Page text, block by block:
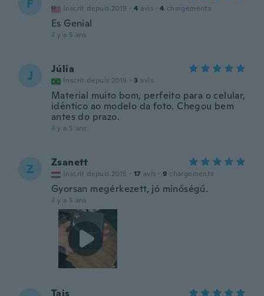
F Inscrit depuis 2019 · 4 avis · 4 chargements
Es Genial
il y a 5 ans
J Júlia
Inscrit depuis 2019 · 3 avis
Material muito bom, perfeito para o celular,
idêntico ao modelo da foto. Chegou bem
antes do prazo.
il y a 5 ans
Z Zsanett
Inscrit depuis 2015 · 17 avis · 9 chargements
Gyorsan megérkezett, jó minőségű.
il y a 5 ans
Tais